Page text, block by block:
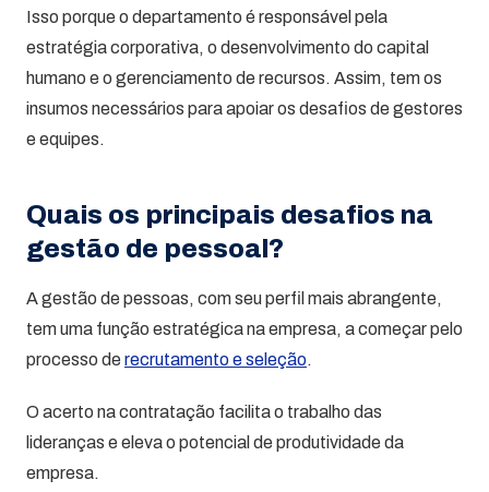
Isso porque o departamento é responsável pela
estratégia corporativa, o desenvolvimento do capital
humano e o gerenciamento de recursos. Assim, tem os
insumos necessários para apoiar os desafios de gestores
e equipes.
Quais os principais desafios na
gestão de pessoal?
A gestão de pessoas, com seu perfil mais abrangente,
tem uma função estratégica na empresa, a começar pelo
processo derecrutamento e seleção.
O acerto na contratação facilita o trabalho das
lideranças e eleva o potencial de produtividade da
empresa.